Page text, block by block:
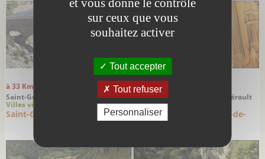
à 33 Km
Saint-Guilhem-le-Désert - Hérault
Villes villages
Saint-Guilhem-le-Désert
à 33 Km
Saint-Guilhem-le-Désert - Hérault
Randonnées
L'ermitage Notre-Dame-de-
Lieu-Plaisant
et vous donne le contrôle
sur ceux que vous
souhaitez activer
Tout accepter
Tout refuser
Personnaliser